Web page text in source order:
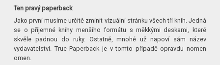
Ten pravý paperback
Jako první musíme určitě zmínit vizuální stránku všech tří knih. Jedná
se o příjemné knihy menšího formátu s měkkými deskami, které
skvěle padnou do ruky. Ostatně, mnohé už napoví sám název
vydavatelství. True Paperback je v tomto případě opravdu nomen
omen.